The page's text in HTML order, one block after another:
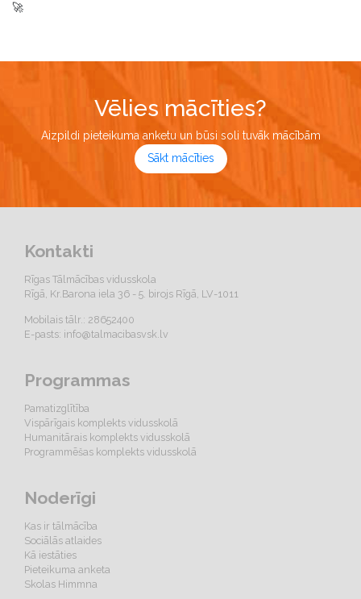
🚀
Vēlies mācīties?
Aizpildi pieteikuma anketu un būsi soli tuvāk mācībām
Sākt mācīties
Kontakti
Rīgas Tālmācības vidusskola
Rīgā, Kr.Barona iela 36 - 5. birojs Rīgā, LV-1011
Mobilais tālr.: 28652400
E-pasts: info@talmacibasvsk.lv
Programmas
Pamatizglītība
Vispārīgais komplekts vidusskolā
Humanitārais komplekts vidusskolā
Programmēšas komplekts vidusskolā
Noderīgi
Kas ir tālmācība
Sociālās atlaides
Kā iestāties
Pieteikuma anketa
Skolas Himmna